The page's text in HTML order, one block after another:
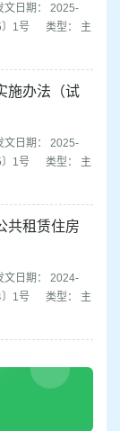
文日期： 2025-
1号
类型： 主
施办法（试
文日期： 2025-
1号
类型： 主
共租赁住房
文日期： 2024-
1号
类型： 主